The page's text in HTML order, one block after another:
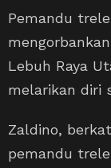
Pemandu
Lebuh Raya
melarikan diri
Zaldino,
pemandu